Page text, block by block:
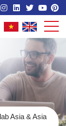
Asia & Asia